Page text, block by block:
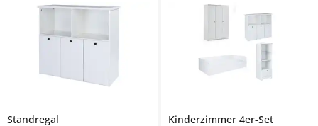
Standregal
Kinderzimmer 4er-Set